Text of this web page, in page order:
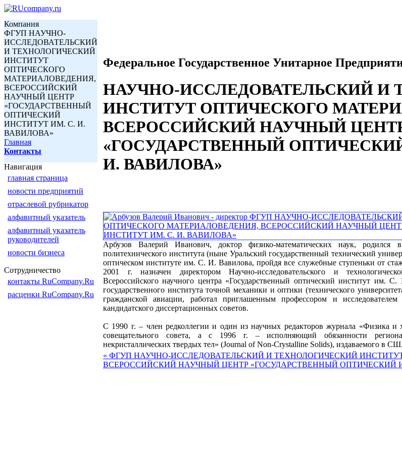
Компания
ФГУП НАУЧНО-
ИССЛЕДОВАТЕЛЬСКИЙ
И ТЕХНОЛОГИЧЕСКИЙ
ИНСТИТУТ
ОПТИЧЕСКОГО
МАТЕРИАЛОВЕДЕНИЯ,
ВСЕРОССИЙСКИЙ
НАУЧНЫЙ ЦЕНТР
«ГОСУДАРСТВЕННЫЙ
ОПТИЧЕСКИЙ
ИНСТИТУТ ИМ. С. И.
ВАВИЛОВА»
Главная
Контакты
Навигация
главная страница
новости предприятий
отраслевой рубрикатор
алфавитный указатель
алфавитный указатель
руководителей
новости бизнеса
Сотрудничество
контакты RuCompany.Ru
расценки RuCompany.Ru
Федеральное Государственное Унитарное
НАУЧНО-ИССЛЕДОВАТЕЛЬСКИЙ И
ИНСТИТУТ ОПТИЧЕСКОГО
ВСЕРОССИЙСКИЙ НАУЧНЫЙ
«ГОСУДАРСТВЕННЫЙ
И. ВАВИЛОВА»
Арбузов Валерий Иванович, доктор физико-математических наук,
политехнического института (ныне Уральский государственный технический
оптическом институте им. С. И. Вавилова, пройдя все служебные ступеньки от
2001 г. назначен директором Научно-исследовательского и
Всероссийского научного центра «Государственный оптический институт им.
государственного института точной механики и оптики (технического
гражданской авиации, работал приглашенным профессором и
кандидатского диссертационных советов.
С 1990 г. – член редколлегии и один из научных редакторов журнала «Физика и
совещательного совета, а с 1996 г. – исполняющий обязанности
некристаллических твердых тел» (Journal of Non-Crystalline Solids), издаваемого в
« ФГУП НАУЧНО-ИССЛЕДОВАТЕЛЬСКИЙ И ТЕХНОЛОГИЧЕСКИЙ
ВСЕРОССИЙСКИЙ НАУЧНЫЙ ЦЕНТР «ГОСУДАРСТВЕННЫЙ ОПТИЧЕСКИЙ